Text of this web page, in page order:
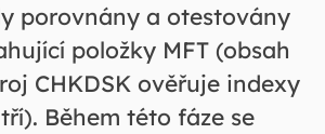
porovnány a otestovány
položky MFT (obsah
CHKDSK ověřuje indexy
Během této fáze se